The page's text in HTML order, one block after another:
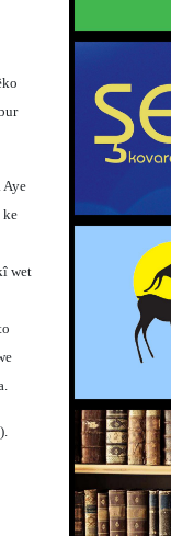
Aye
ke
wet